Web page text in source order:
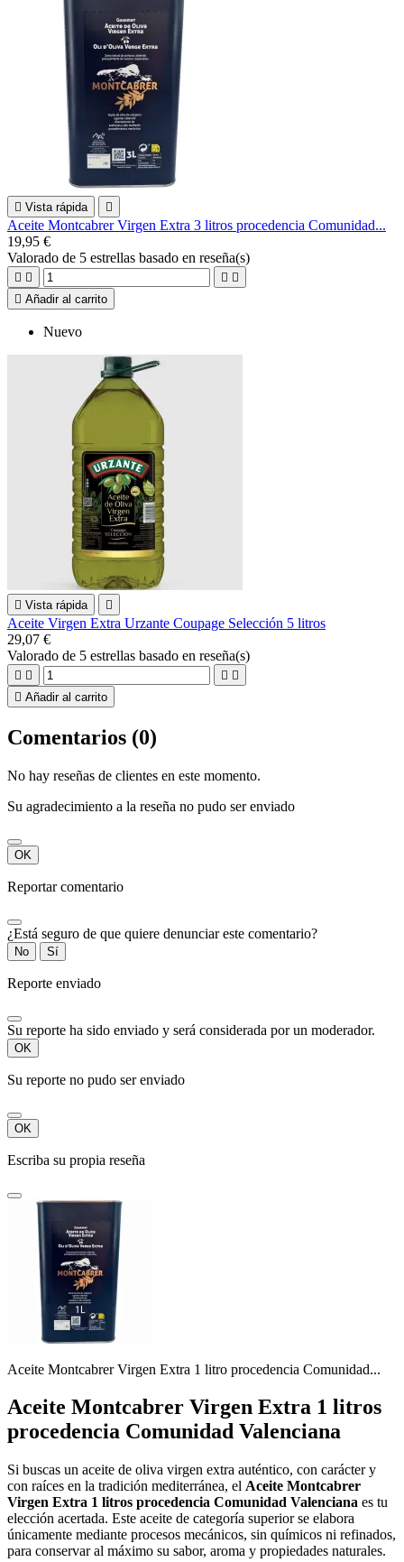
 Vista rápida 
Aceite Montcabrer Virgen Extra 3 litros procedencia Comunidad...
19,95 €
Valorado de 5 estrellas basado en reseña(s)
   
 Añadir al carrito
Nuevo
 Vista rápida 
Aceite Virgen Extra Urzante Coupage Selección 5 litros
29,07 €
Valorado de 5 estrellas basado en reseña(s)
   
 Añadir al carrito
Comentarios (0)
No hay reseñas de clientes en este momento.
Su agradecimiento a la reseña no pudo ser enviado
OK
Reportar comentario
¿Está seguro de que quiere denunciar este comentario?
No Sí
Reporte enviado
Su reporte ha sido enviado y será considerada por un moderador.
OK
Su reporte no pudo ser enviado
OK
Escriba su propia reseña
Aceite Montcabrer Virgen Extra 1 litro procedencia Comunidad...
Aceite Montcabrer Virgen Extra 1 litros
procedencia Comunidad Valenciana
Si buscas un aceite de oliva virgen extra auténtico, con carácter y
con raíces en la tradición mediterránea, el Aceite Montcabrer
Virgen Extra 1 litros procedencia Comunidad Valenciana es tu
elección acertada. Este aceite de categoría superior se elabora
únicamente mediante procesos mecánicos, sin químicos ni refinados,
para conservar al máximo su sabor, aroma y propiedades naturales.